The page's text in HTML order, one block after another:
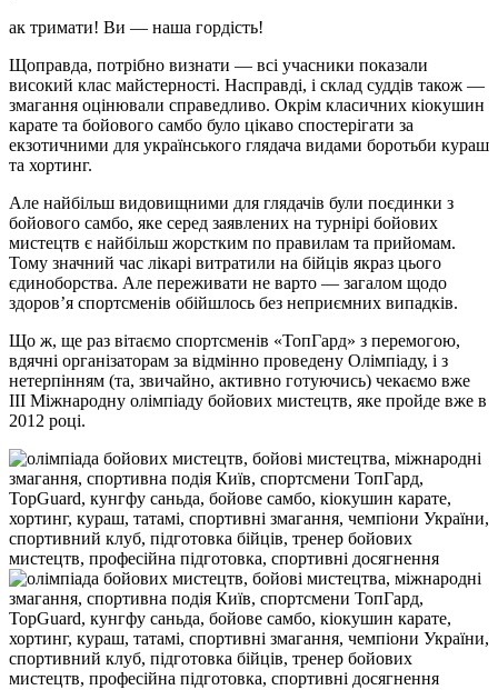
ак тримати! Ви — наша гордість!
Щоправда, потрібно визнати — всі учасники показали
високий клас майстерності. Насправді, і склад суддів також —
змагання оцінювали справедливо. Окрім класичних кіокушин
карате та бойового самбо було цікаво спостерігати за
екзотичними для українського глядача видами боротьби кураш
та хортинг.
Але найбільш видовищними для глядачів були поєдинки з
бойового самбо, яке серед заявлених на турнірі бойових
мистецтв є найбільш жорстким по правилам та прийомам.
Тому значний час лікарі витратили на бійців якраз цього
єдиноборства. Але переживати не варто — загалом щодо
здоров’я спортсменів обійшлось без неприємних випадків.
Що ж, ще раз вітаємо спортсменів «ТопГард» з перемогою,
вдячні організаторам за відмінно проведену Олімпіаду, і з
нетерпінням (та, звичайно, активно готуючись) чекаємо вже
III Міжнародну олімпіаду бойових мистецтв, яке пройде вже в
2012 році.